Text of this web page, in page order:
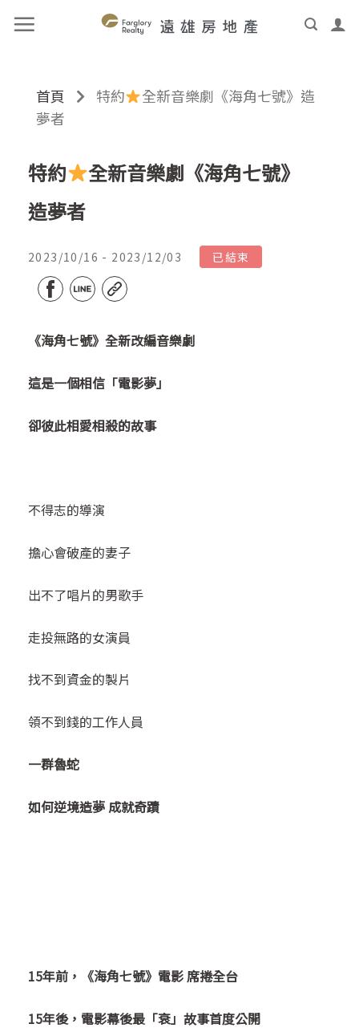
首頁 特約
全新音樂劇《海角七號》造
夢者
特約
全新音樂劇《海角七號》
造夢者
2023/10/16 - 2023/12/03 已結束
《海角七號》全新改編音樂劇
這是一個相信「電影夢」
卻彼此相愛相殺的故事
不得志的導演
擔心會破產的妻子
出不了唱片的男歌手
走投無路的女演員
找不到資金的製片
領不到錢的工作人員
一群魯蛇
如何逆境造夢 成就奇蹟
15年前，《海角七號》電影 席捲全台
15年後，電影幕後最「衰」故事首度公開